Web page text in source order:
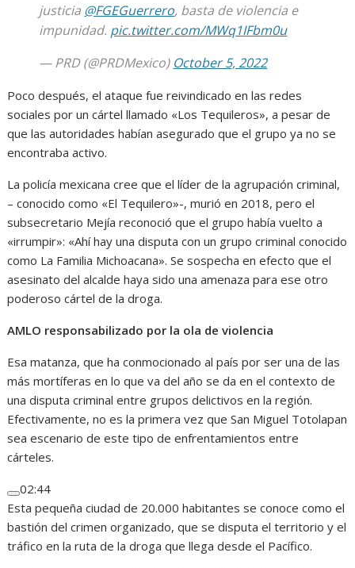
justicia @FGEGuerrero, basta de violencia e
impunidad. pic.twitter.com/MWq1IFbm0u
— PRD (@PRDMexico) October 5, 2022
Poco después, el ataque fue reivindicado en las redes
sociales por un cártel llamado «Los Tequileros», a pesar de
que las autoridades habían asegurado que el grupo ya no se
encontraba activo.
La policía mexicana cree que el líder de la agrupación criminal,
– conocido como «El Tequilero»-, murió en 2018, pero el
subsecretario Mejía reconoció que el grupo había vuelto a
«irrumpir»: «Ahí hay una disputa con un grupo criminal conocido
como La Familia Michoacana». Se sospecha en efecto que el
asesinato del alcalde haya sido una amenaza para ese otro
poderoso cártel de la droga.
AMLO responsabilizado por la ola de violencia
Esa matanza, que ha conmocionado al país por ser una de las
más mortíferas en lo que va del año se da en el contexto de
una disputa criminal entre grupos delictivos en la región.
Efectivamente, no es la primera vez que San Miguel Totolapan
sea escenario de este tipo de enfrentamientos entre
cárteles.
02:44
Esta pequeña ciudad de 20.000 habitantes se conoce como el
bastión del crimen organizado, que se disputa el territorio y el
tráfico en la ruta de la droga que llega desde el Pacífico.